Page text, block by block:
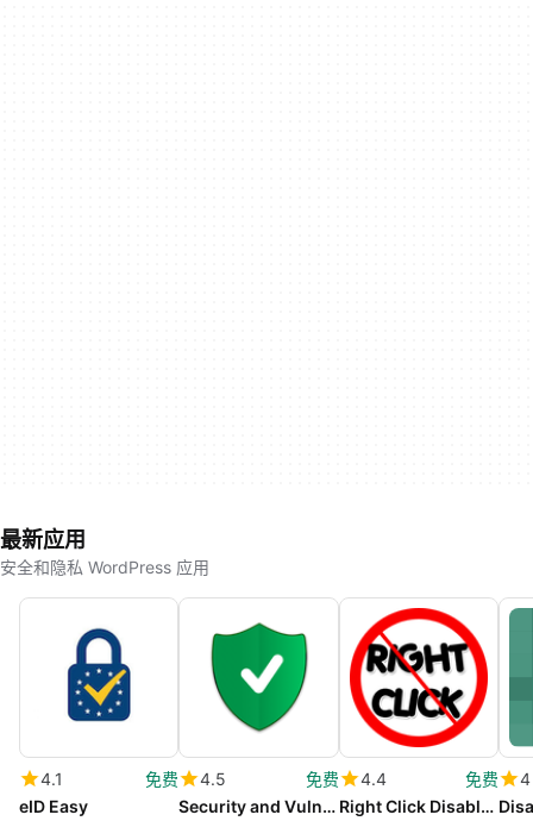
最新应用
安全和隐私 WordPress 应用
4.1
免费
eID Easy
4.5
免费
Security and Vulnerability Shield
4.4
免费
Right Click Disable OR Ban
4